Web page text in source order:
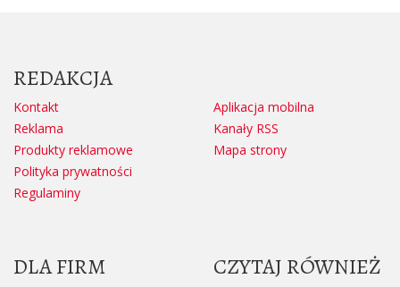
REDAKCJA
Kontakt
Reklama
Produkty reklamowe
Polityka prywatności
Regulaminy
Aplikacja mobilna
Kanały RSS
Mapa strony
DLA FIRM CZYTAJ RÓWNIEŻ